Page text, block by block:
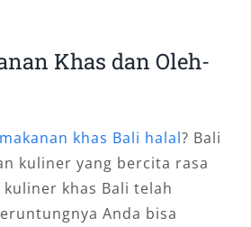
Khas dan Oleh-
makanan khas Bali halal? Bali
kuliner yang bercita rasa
khas Bali telah
Anda bisa